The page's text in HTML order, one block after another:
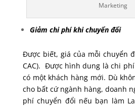
Marketing
Giảm chi phí khi chuyển đổi
Được biết, giá của mỗi chuyển
CAC). Được hình dung là chi
có một khách hàng mới. Dù
cho bất cứ ngành hàng, doanh
phí chuyển đổi nếu bạn làm